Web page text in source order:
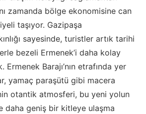
zamanda bölge ekonomisine can
taşıyor. Gazipaşa
sayesinde, turistler artık tarihi
bezeli Ermenek’i daha kolay
Barajı’nın etrafında yer
yamaç paraşütü gibi macera
otantik atmosferi, bu yeni yolun
daha geniş bir kitleye ulaşma